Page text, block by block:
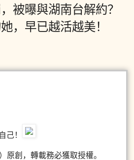
被曝與湖南台解約？
，早已越活越美！
己！
原創，轉載務必獲取授權。